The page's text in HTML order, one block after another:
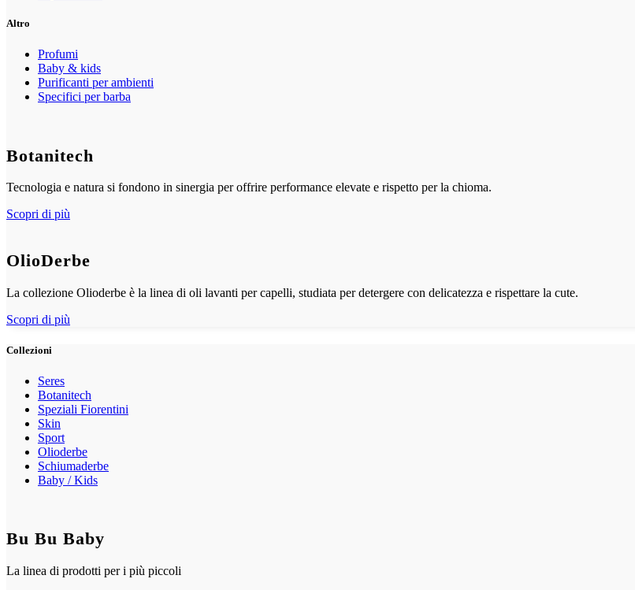
Altro
Profumi
Baby & kids
Purificanti per ambienti
Specifici per barba
Botanitech
Tecnologia e natura si fondono in sinergia per offrire performance elevate e rispetto per la chioma.
Scopri di più
OlioDerbe
La collezione Olioderbe è la linea di oli lavanti per capelli, studiata per detergere con delicatezza e rispettare la cute.
Scopri di più
Collezioni
Seres
Botanitech
Speziali Fiorentini
Skin
Sport
Olioderbe
Schiumaderbe
Baby / Kids
Bu Bu Baby
La linea di prodotti per i più piccoli